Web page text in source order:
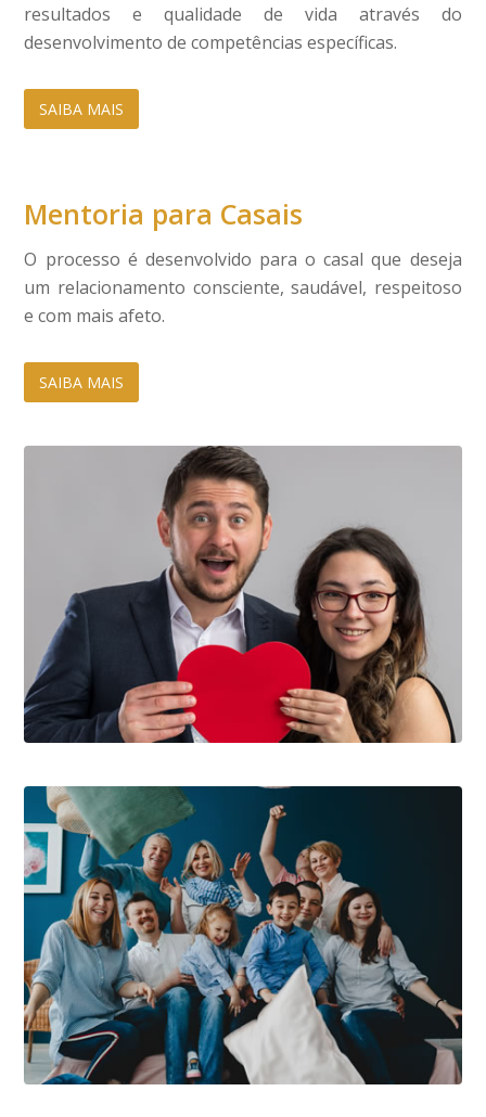
resultados e qualidade de vida através do
desenvolvimento de competências específicas.
SAIBA MAIS
Mentoria para Casais
O processo é desenvolvido para o casal que deseja
um relacionamento consciente, saudável, respeitoso
e com mais afeto.
SAIBA MAIS